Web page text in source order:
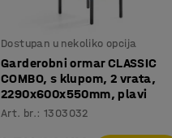
Dostupan u nekoliko opcija
Garderobni ormar CLASSIC
COMBO, s klupom, 2 vrata,
2290x600x550mm, plavi
Art. br.:1303032